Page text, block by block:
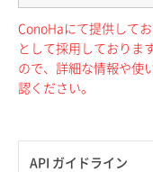
API ガイドライン
ConoHaにて提供して
として採用しておりま
ので、詳細な情報や使
認ください。